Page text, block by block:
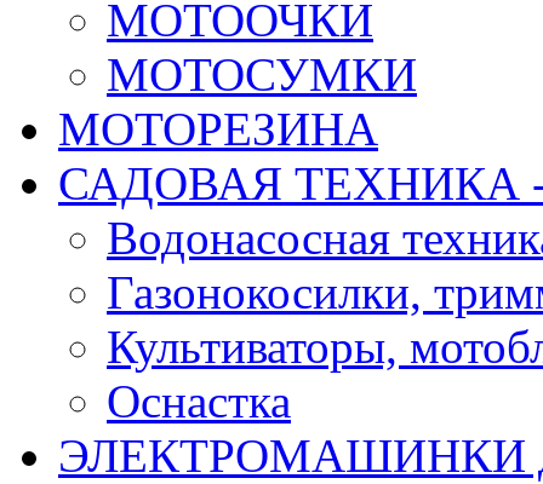
МОТООЧКИ
МОТОСУМКИ
МОТОРЕЗИНА
САДОВАЯ ТЕХНИКА
Водонасосная
Газонокосилки,
Культиваторы,
Оснастка
ЭЛЕКТРОМАШИНКИ